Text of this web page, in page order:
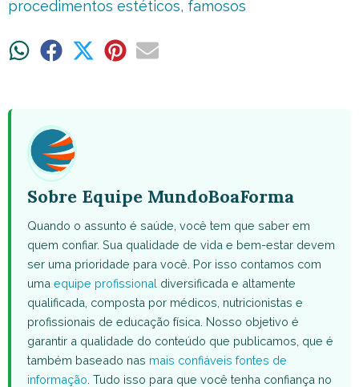
procedimentos estéticos, famosos
ShareShare ShareShareShare
Sobre Equipe MundoBoaForma
Quando o assunto é saúde, você tem que saber em
quem confiar. Sua qualidade de vida e bem-estar devem
ser uma prioridade para você. Por isso contamos com
uma equipe profissional diversificada e altamente
qualificada, composta por médicos, nutricionistas e
profissionais de educação física. Nosso objetivo é
garantir a qualidade do conteúdo que publicamos, que é
também baseado nas mais confiáveis fontes de
informação . Tudo isso para que você tenha confiança no